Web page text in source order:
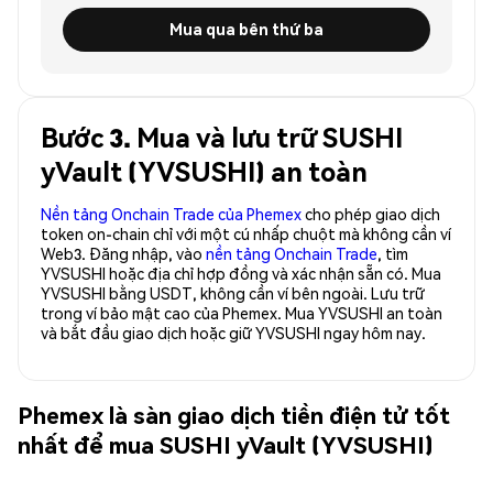
Mua qua bên thứ ba
Bước 3. Mua và lưu trữ SUSHI
yVault (YVSUSHI) an toàn
Nền tảng Onchain Trade của Phemexcho phép giao dịch
token on-chain chỉ với một cú nhấp chuột mà không cần ví
Web3. Đăng nhập, vào nền tảng Onchain Trade, tìm
YVSUSHI hoặc địa chỉ hợp đồng và xác nhận sẵn có. Mua
YVSUSHI bằng USDT, không cần ví bên ngoài. Lưu trữ
trong ví bảo mật cao của Phemex. Mua YVSUSHI an toàn
và bắt đầu giao dịch hoặc giữ YVSUSHI ngay hôm nay.
Phemex là sàn giao dịch tiền điện tử tốt
nhất để mua SUSHI yVault (YVSUSHI)